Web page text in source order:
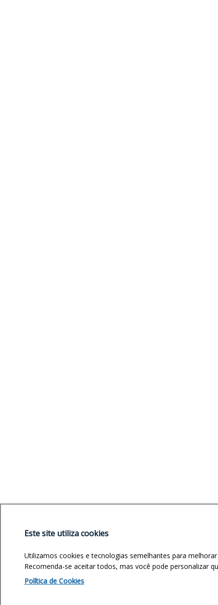
Este site utiliza cookies
Utilizamos cookies e tecnologias semelhantes para
Recomenda-se aceitar todos, mas você pode personalizar
Política de Cookies